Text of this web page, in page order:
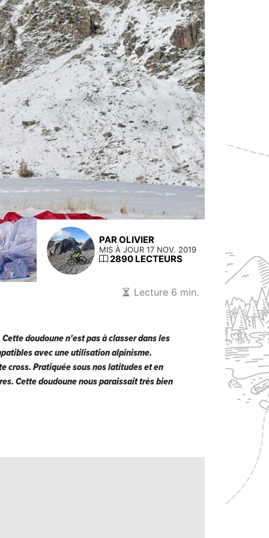
PAR OLIVIER
MIS À JOUR 17 NOV. 2019
2890 LECTEURS
Lecture 6 min.
doudoune n'est pas à classer dans les
avec une utilisation alpinisme.
cross. Pratiquée sous nos latitudes et en
Cette doudoune nous paraissait très bien